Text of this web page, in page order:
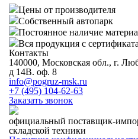
Цены от производителя
Собственный автопарк
Постоянное наличие
Вся продукция с
Контакты
140000, Московская обл., г.
д 14В. оф. 8
info@pogruz-msk.ru
+7 (495) 104-62-63
Заказать звонок
официальный поставщик-
складской техники